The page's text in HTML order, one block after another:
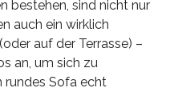
bestehen, sind nicht nur
auch ein wirklich
auf der Terrasse) –
an, um sich zu
rundes Sofa echt